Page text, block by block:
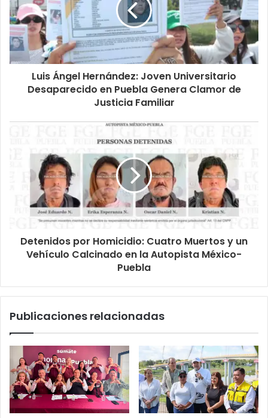
Luis Ángel Hernández: Joven Universitario
Desaparecido en Puebla Genera Clamor de
Justicia Familiar
Detenidos por Homicidio: Cuatro Muertos y un
Vehículo Calcinado en la Autopista México-
Puebla
Publicaciones relacionadas